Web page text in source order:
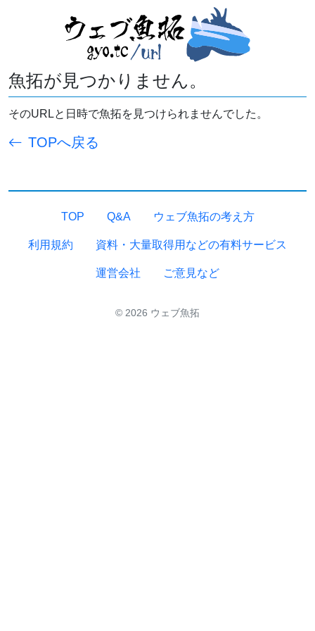
魚拓が見つかりません。
そのURLと日時で魚拓を見つけられませんでした。
TOPへ戻る
TOP Q&A ウェブ魚拓の考え方
利用規約 資料・大量取得用などの有料サービス
運営会社 ご意見など
© 2026 ウェブ魚拓